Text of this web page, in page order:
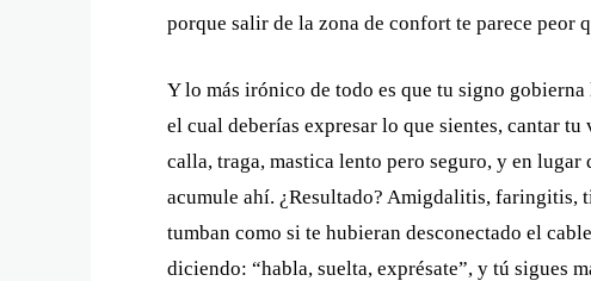
porque salir de la zona de confort te parece peor
Y lo más irónico de todo es que tu signo
el cual deberías expresar lo que sientes, cantar
calla, traga, mastica lento pero seguro, y en lugar
acumule ahí. ¿Resultado? Amigdalitis, faringitis,
tumban como si te hubieran desconectado el
diciendo: “habla, suelta, exprésate”, y tú sigues